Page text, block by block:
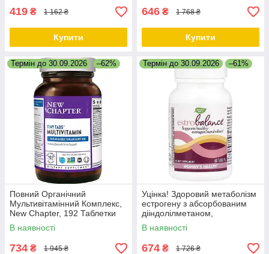
419 ₴ 1 162 ₴
Купити
646 ₴ 1 768 ₴
Купити
Термін до 30.09.2026 –62%
Повний Органічний
Мультивітамінний Комплекс,
New Chapter, 192 Таблетки
В наявності
734 ₴ 1 945 ₴
Термін до 30.09.2026 –61%
Уцінка! Здоровий метаболізм
естрогену з абсорбованим
дііндолілметаном,
EstroBalance with Absorbable
BR-DIM, Nature's Way, 60 таб.
В наявності
674 ₴ 1 726 ₴